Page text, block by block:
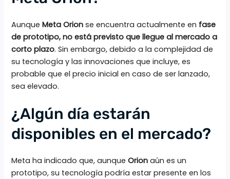
AunqueMeta Orion se encuentra actualmente en fase
de prototipo, no está previsto que llegue al mercado a
corto plazo. Sin embargo, debido a la complejidad de
su tecnología y las innovaciones que incluye, es
probable que el precio inicial en caso de ser lanzado,
sea elevado.
¿Algún día estarán
disponibles en el mercado?
Meta ha indicado que, aunqueOrion aún es un
prototipo, su tecnología podría estar presente en los